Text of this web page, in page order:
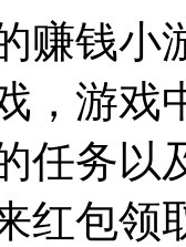
赚钱小
，游戏
任务以
红包领